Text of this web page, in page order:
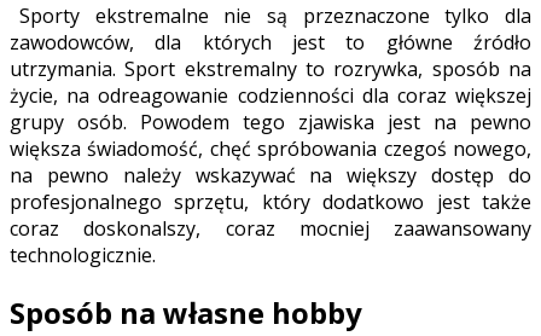
Sporty ekstremalne nie są przeznaczone tylko dla
zawodowców, dla których jest to główne źródło
utrzymania. Sport ekstremalny to rozrywka, sposób na
życie, na odreagowanie codzienności dla coraz większej
grupy osób. Powodem tego zjawiska jest na pewno
większa świadomość, chęć spróbowania czegoś nowego,
na pewno należy wskazywać na większy dostęp do
profesjonalnego sprzętu, który dodatkowo jest także
coraz doskonalszy, coraz mocniej zaawansowany
technologicznie.
Sposób na własne hobby